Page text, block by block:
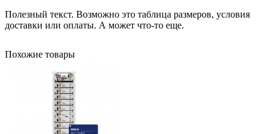
Полезный текст. Возможно это таблица размеров, условия
доставки или оплаты. А может что-то еще.
Похожие товары